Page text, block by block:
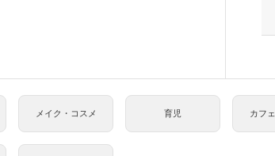
メイク・コスメ 育児 カフ